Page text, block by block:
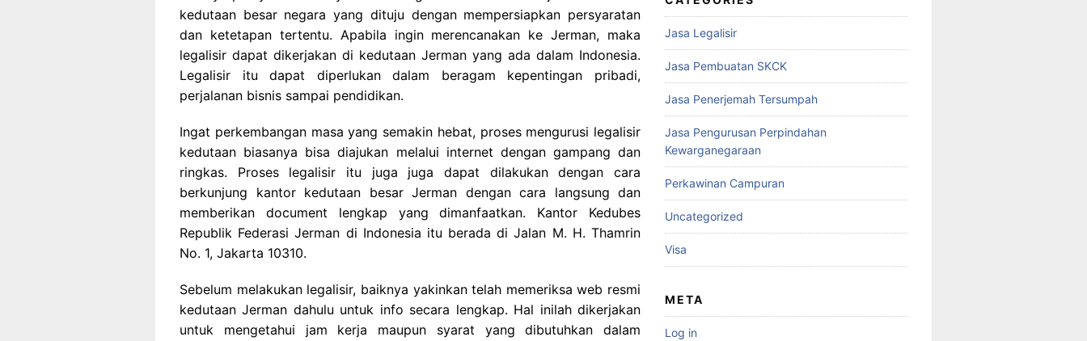
kedutaan besar negara yang dituju dengan mempersiapkan persyaratan
dan ketetapan tertentu. Apabila ingin merencanakan ke Jerman, maka
legalisir dapat dikerjakan di kedutaan Jerman yang ada dalam Indonesia.
Legalisir itu dapat diperlukan dalam beragam kepentingan pribadi,
perjalanan bisnis sampai pendidikan.
Ingat perkembangan masa yang semakin hebat, proses mengurusi legalisir
kedutaan biasanya bisa diajukan melalui internet dengan gampang dan
ringkas. Proses legalisir itu juga juga dapat dilakukan dengan cara
berkunjung kantor kedutaan besar Jerman dengan cara langsung dan
memberikan document lengkap yang dimanfaatkan. Kantor Kedubes
Republik Federasi Jerman di Indonesia itu berada di Jalan M. H. Thamrin
No. 1, Jakarta 10310.
Sebelum melakukan legalisir, baiknya yakinkan telah memeriksa web resmi
kedutaan Jerman dahulu untuk info secara lengkap. Hal inilah dikerjakan
untuk mengetahui jam kerja maupun syarat yang dibutuhkan dalam
Jasa Legalisir
Jasa Pembuatan SKCK
Jasa Penerjemah Tersumpah
Jasa Pengurusan Perpindahan
Kewarganegaraan
Perkawinan Campuran
Uncategorized
Visa
META
Log in